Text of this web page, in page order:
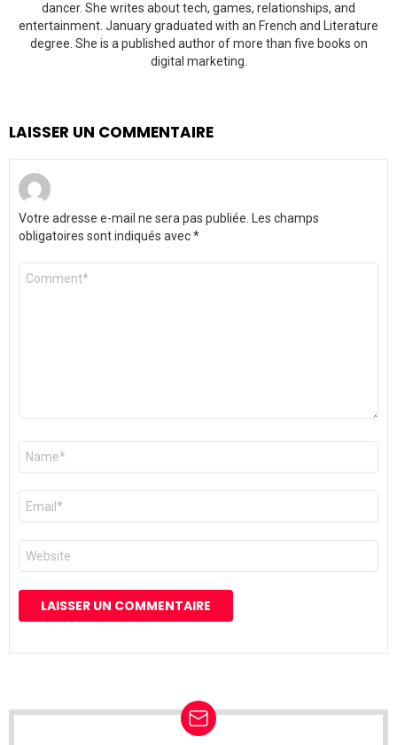
dancer. She writes about tech, games, relationships, and
entertainment. January graduated with an French and Literature
degree. She is a published author of more than five books on
digital marketing.
LAISSER UN COMMENTAIRE
Votre adresse e-mail ne sera pas publiée.
Les champs
obligatoires sont indiqués avec*
Commentaire
Nom
E-
mail
*
Site
web